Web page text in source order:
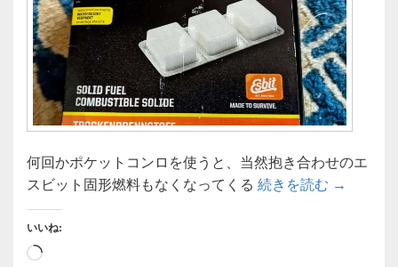
何回かポケットコンロを使うと、当然抱き合わせのエ
スビット固形燃料もなくなってくる 続きを読む 【固形燃
→
いいね:
読